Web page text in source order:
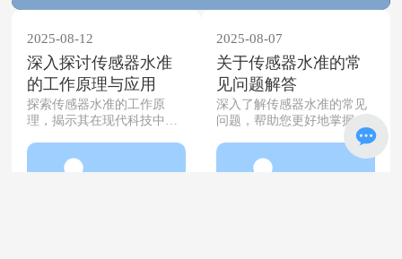
2025-08-12
深入探讨传感器水准
的工作原理与应用
探索传感器水准的工作原
理，揭示其在现代科技中的
2025-08-07
关于传感器水准的常
见问题解答
深入了解传感器水准的常见
问题，帮助您更好地掌握相